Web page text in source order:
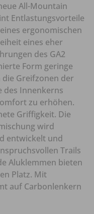
All-Mountain
Entlastungsvorteile
ergonomischen
eines eher
des GA2
Form geringe
Greifzonen der
des Innenkerns
zu erhöhen.
Griffigkeit. Die
wird
entwickelt und
Trails
Aluklemmen bieten
Platz. Mit
auf Carbonlenkern